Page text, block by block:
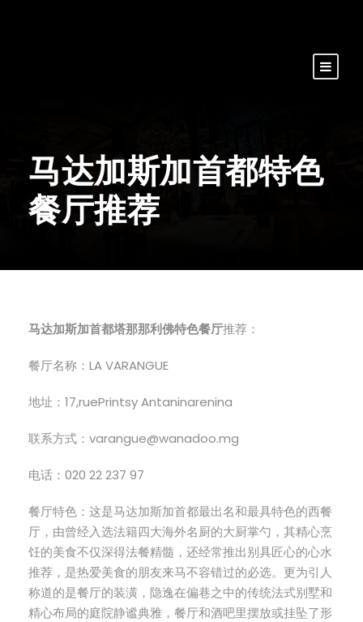
马达加斯加首都特色
餐厅推荐
马达加斯加首都塔那那利佛特色餐厅推荐：
餐厅名称：LA VARANGUE
地址：17,ruePrintsy Antaninarenina
联系方式：varangue@wanadoo.mg
电话：020 22 237 97
餐厅特色：这是马达加斯加首都最出名和最具特色的西餐
厅，由曾经入选法籍四大海外名厨的大厨掌勺，其精心烹
饪的美食不仅深得法餐精髓，还经常推出别具匠心的心水
推荐，是热爱美食的朋友来马不容错过的必选。更为引人
称道的是餐厅的装潢，隐逸在偏巷之中的传统法式别墅和
精心布局的庭院静谧典雅，餐厅和酒吧里摆放或挂坠了形